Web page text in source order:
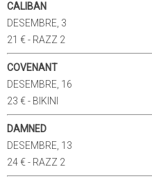
CALIBAN
DESEMBRE, 3
21 € - RAZZ 2
COVENANT
DESEMBRE, 16
23 € - BIKINI
DAMNED
DESEMBRE, 13
24 € - RAZZ 2